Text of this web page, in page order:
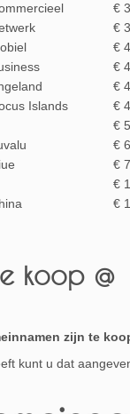
€
€
€
€
€
Islands
€
€
€
€
€
€
koop @
zijn te
kunt u dat